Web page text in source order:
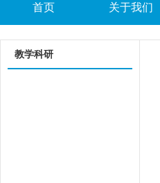
首页 关于我们
教学科研